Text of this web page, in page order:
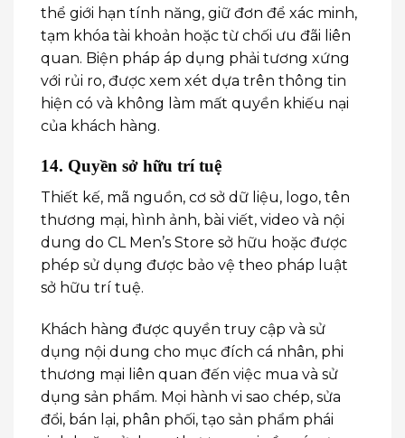
thể giới hạn tính năng, giữ đơn để xác minh,
tạm khóa tài khoản hoặc từ chối ưu đãi liên
quan. Biện pháp áp dụng phải tương xứng
với rủi ro, được xem xét dựa trên thông tin
hiện có và không làm mất quyền khiếu nại
của khách hàng.
14. Quyền sở hữu trí tuệ
Thiết kế, mã nguồn, cơ sở dữ liệu, logo, tên
thương mại, hình ảnh, bài viết, video và nội
dung do CL Men’s Store sở hữu hoặc được
phép sử dụng được bảo vệ theo pháp luật
sở hữu trí tuệ.
Khách hàng được quyền truy cập và sử
dụng nội dung cho mục đích cá nhân, phi
thương mại liên quan đến việc mua và sử
dụng sản phẩm. Mọi hành vi sao chép, sửa
đổi, bán lại, phân phối, tạo sản phẩm phái